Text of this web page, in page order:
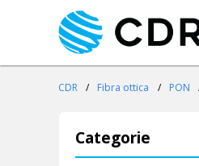
CDR / Fibra ottica / PON
Categorie